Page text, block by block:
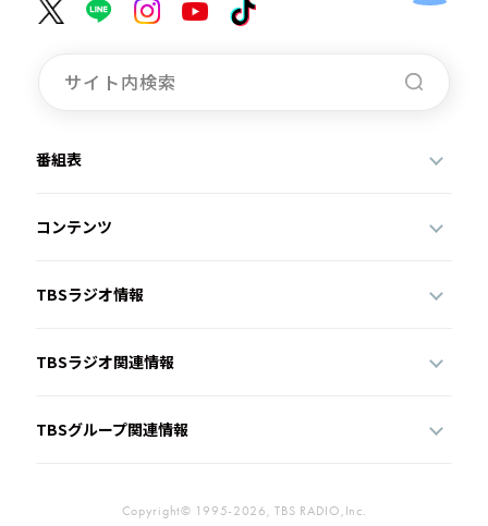
番組表
コンテンツ
TBSラジオ情報
TBSラジオ関連情報
TBSグループ関連情報
Copyright© 1995-2026, TBS RADIO,Inc.